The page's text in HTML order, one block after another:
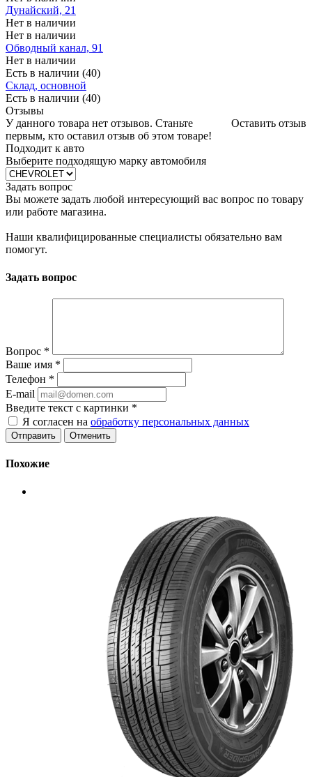
Дунайский, 21
Нет в наличии
Нет в наличии
Обводный канал, 91
Нет в наличии
Есть в наличии (40)
Склад, основной
Есть в наличии (40)
Отзывы
Оставить отзыв
У данного товара нет отзывов. Станьте
первым, кто оставил отзыв об этом товаре!
Подходит к авто
Выберите подходящую марку автомобиля
Задать вопрос
Вы можете задать любой интересующий вас вопрос по товару
или работе магазина.
Наши квалифицированные специалисты обязательно вам
помогут.
Задать вопрос
Вопрос *
Ваше имя *
Телефон *
E-mail
Введите текст с картинки *
Я согласен на обработку персональных данных
Отменить
Похожие